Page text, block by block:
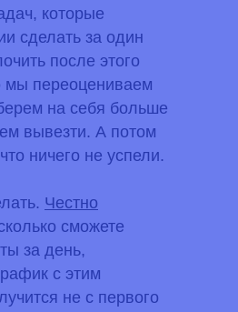
которые
сделать за один
после этого
мы переоцениваем
на себя больше
вывезти. А потом
ничего не успели.
Честно
сможете
за день,
с этим
не с первого